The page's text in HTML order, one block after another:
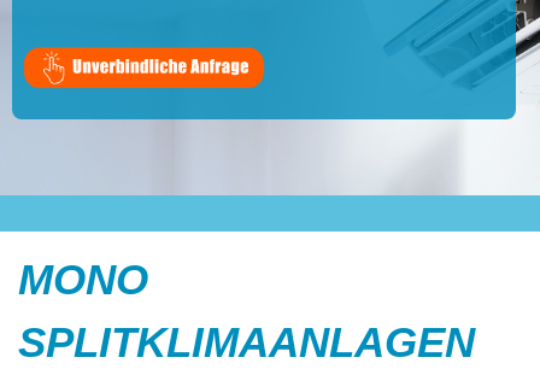
MONO
SPLITKLIMAANLAGEN